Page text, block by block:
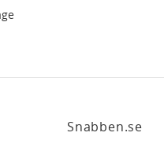
Snabben.se